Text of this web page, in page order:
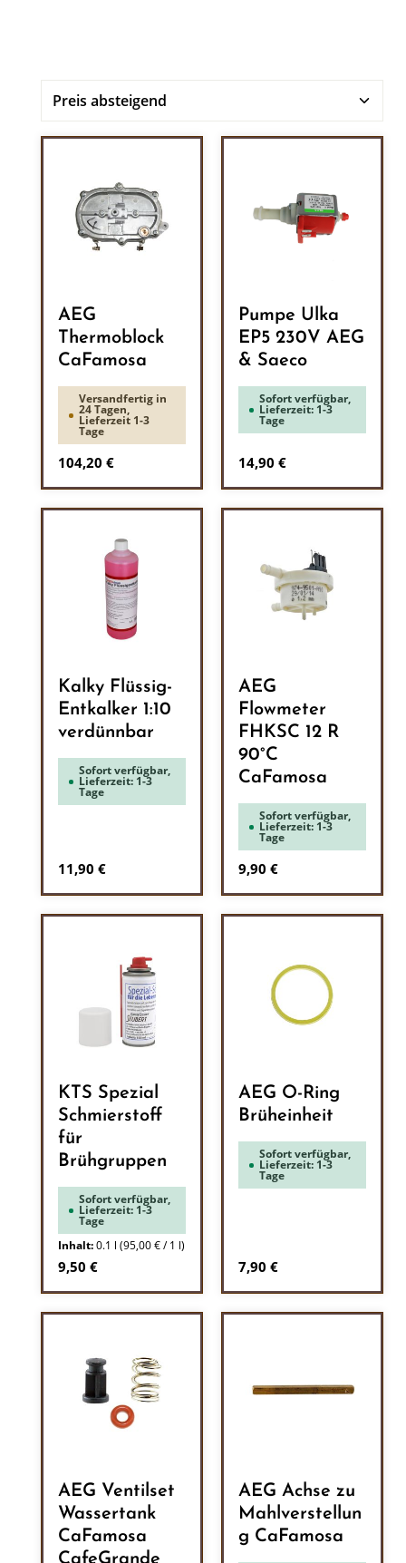
AEG
Thermoblock
CaFamosa
Versandfertig in
24 Tagen,
Lieferzeit 1-3
Tage
Regulärer Preis:
104,20 €
Pumpe Ulka
EP5 230V AEG
& Saeco
Sofort verfügbar,
Lieferzeit: 1-3
Tage
Regulärer Preis:
14,90 €
Kalky Flüssig-
Entkalker 1:10
verdünnbar
Sofort verfügbar,
Lieferzeit: 1-3
Tage
Regulärer Preis:
11,90 €
AEG
Flowmeter
FHKSC 12 R
90°C
CaFamosa
Sofort verfügbar,
Lieferzeit: 1-3
Tage
Regulärer Preis:
9,90 €
KTS Spezial
Schmierstoff
für
Brühgruppen
Sofort verfügbar,
Lieferzeit: 1-3
Tage
Inhalt:0.1 l (95,00 € / 1 l)
Regulärer Preis:
9,50 €
AEG O-Ring
Brüheinheit
Sofort verfügbar,
Lieferzeit: 1-3
Tage
Regulärer Preis:
7,90 €
AEG Ventilset
Wassertank
CaFamosa
CafeGrande
AEG Achse zu
Mahlverstellun
g CaFamosa